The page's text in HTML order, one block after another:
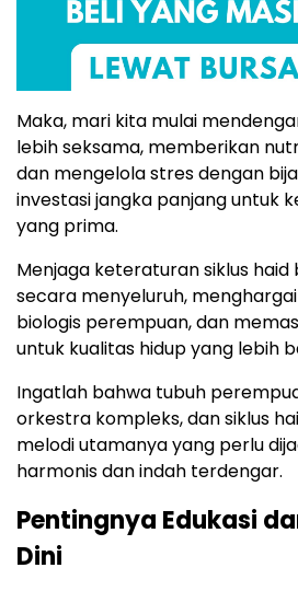
Maka, mari kita mulai
lebih seksama, memberikan
dan mengelola stres dengan
investasi jangka panjang untuk
yang prima.
Menjaga keteraturan siklus
secara menyeluruh,
biologis perempuan, dan
untuk kualitas hidup yang lebih
Ingatlah bahwa tubuh
orkestra kompleks, dan siklus
melodi utamanya yang perlu
harmonis dan indah terdengar.
Pentingnya Edukasi
Dini